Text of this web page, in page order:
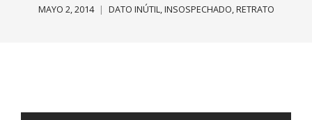
MAYO 2, 2014 DATO INÚTIL,INSOSPECHADO,RETRATO